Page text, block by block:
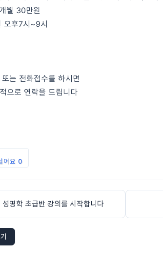
월 30만원
오후7시~9시
는 전화접수를 하시면
으로 연락을 드립니다
어요 0
명학 초급반 강의를 시작합니다